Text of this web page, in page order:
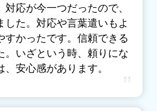
応が今一つだったので、
した。対応や言葉遣いもよ
すかったです。信頼できる
。いざという時、頼りにな
安心感があります。